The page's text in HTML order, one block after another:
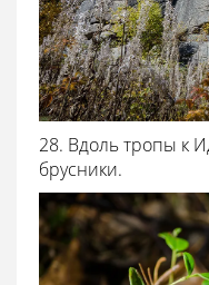
28. Вдоль тропы к
брусники.